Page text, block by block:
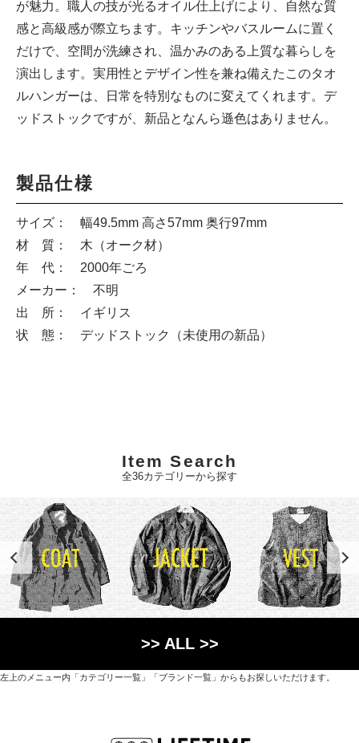
が魅力。職人の技が光るオイル仕上げにより、自然な質
感と高級感が際立ちます。キッチンやバスルームに置く
だけで、空間が洗練され、温かみのある上質な暮らしを
演出します。実用性とデザイン性を兼ね備えたこのタオ
ルハンガーは、日常を特別なものに変えてくれます。デ
ッドストックですが、新品となんら遜色はありません。
製品仕様
サイズ： 幅49.5mm 高さ57mm 奥行97mm
材 質： 木（オーク材）
年 代： 2000年ごろ
メーカー： 不明
出 所： イギリス
状 態： デッドストック（未使用の新品）
Item Search
全36カテゴリーから探す
>> ALL >>
左上のメニュー内「カテゴリー一覧」「ブランド一覧」からもお探しいただけます。
オリジナルを含むファッションアイテムが中心の